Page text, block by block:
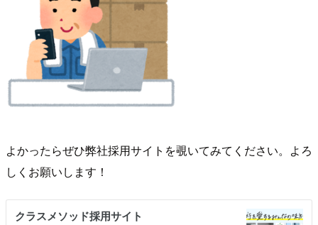
よかったらぜひ弊社採用サイトを覗いてみてください。よろ
しくお願いします！